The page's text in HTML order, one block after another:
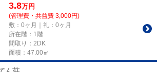
3.8万円
(管理費・共益費 3,000円)
敷：0ヶ月｜礼：0ヶ月
所在階：1階
間取り：2DK
面積：47.00㎡